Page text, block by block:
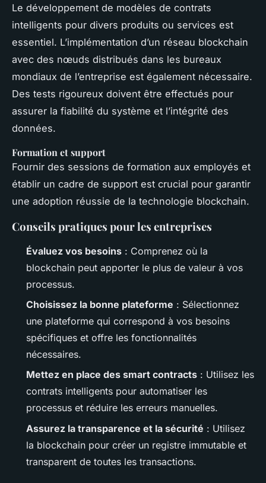
Le développement de modèles de contrats
intelligents pour divers produits ou services est
essentiel. L’implémentation d’un réseau blockchain
avec des nœuds distribués dans les bureaux
mondiaux de l’entreprise est également nécessaire.
Des tests rigoureux doivent être effectués pour
assurer la fiabilité du système et l’intégrité des
données.
Formation et support
Fournir des sessions de formation aux employés et
établir un cadre de support est crucial pour garantir
une adoption réussie de la technologie blockchain.
Conseils pratiques pour les entreprises
Évaluez vos besoins : Comprenez où la
blockchain peut apporter le plus de valeur à vos
processus.
Choisissez la bonne plateforme : Sélectionnez
une plateforme qui correspond à vos besoins
spécifiques et offre les fonctionnalités
nécessaires.
Mettez en place des smart contracts : Utilisez les
contrats intelligents pour automatiser les
processus et réduire les erreurs manuelles.
Assurez la transparence et la sécurité : Utilisez
la blockchain pour créer un registre immutable et
transparent de toutes les transactions.